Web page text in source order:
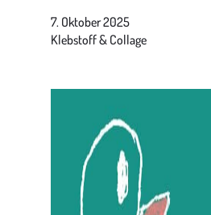
7. Oktober 2025
Klebstoff & Collage